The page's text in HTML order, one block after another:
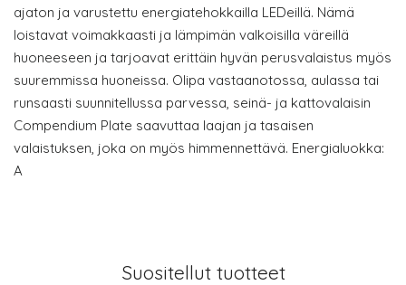
ajaton ja varustettu energiatehokkailla LEDeillä. Nämä
loistavat voimakkaasti ja lämpimän valkoisilla väreillä
huoneeseen ja tarjoavat erittäin hyvän perusvalaistus myös
suuremmissa huoneissa. Olipa vastaanotossa, aulassa tai
runsaasti suunnitellussa parvessa, seinä- ja kattovalaisin
Compendium Plate saavuttaa laajan ja tasaisen
valaistuksen, joka on myös himmennettävä. Energialuokka:
A
Suositellut tuotteet